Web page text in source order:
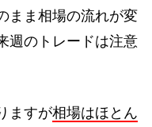
まま相場の流れが変
週のトレードは注意
ますが相場はほとん